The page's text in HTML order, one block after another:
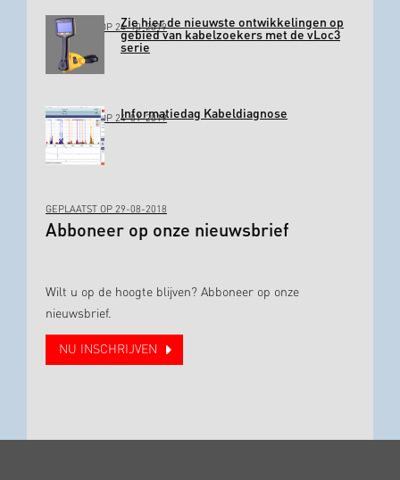
GEPLAATST OP 24-10-2019Zie hier de nieuwste ontwikkelingen op
gebied van kabelzoekers met de vLoc3
serie
GEPLAATST OP 24-01-2019Informatiedag Kabeldiagnose
GEPLAATST OP 29-08-2018
Abboneer op onze nieuwsbrief
Wilt u op de hoogte blijven? Abboneer op onze
nieuwsbrief.
NU INSCHRIJVEN